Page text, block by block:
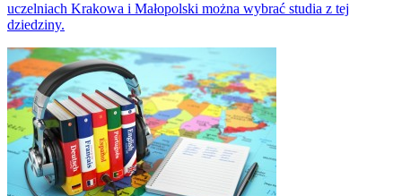
uczelniach Krakowa i Małopolski można wybrać studia z tej
dziedziny.